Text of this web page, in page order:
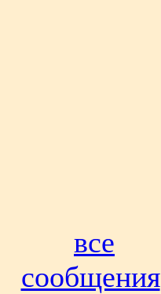
все
сообщения